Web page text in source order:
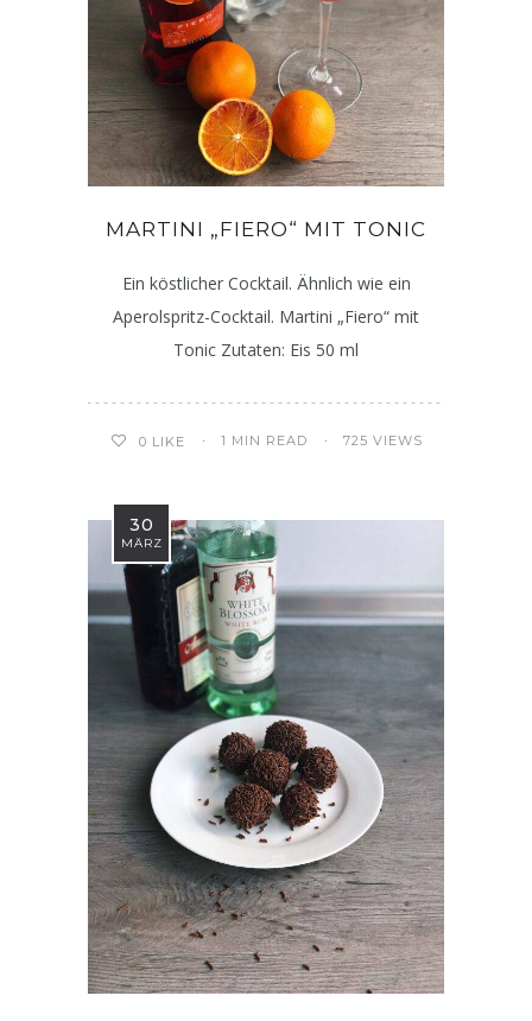
MARTINI „FIERO“ MIT TONIC
Ein köstlicher Cocktail. Ähnlich wie ein
Aperolspritz-Cocktail. Martini „Fiero“ mit
Tonic Zutaten: Eis 50 ml
0 LIKE 1 MIN READ 725 VIEWS
30
MÄRZ